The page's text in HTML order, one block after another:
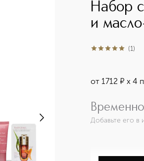
Набор
и
5из 51 (1)
от 1712 ¤ х 4
Добавьте его в